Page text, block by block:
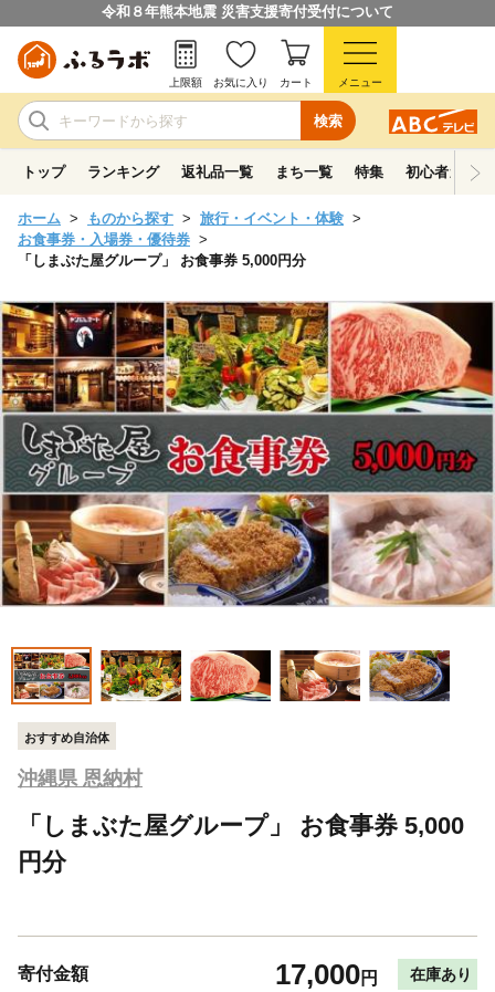
令和８年熊本地震 災害支援寄付受付について
検索
上限額 お気に入り カート メニュー
トップ ランキング 返礼品一覧 まち一覧 特集 初心者ガイド
ホーム ものから探す
旅行・イベント・体験
お食事券・入場券・優待券
「しまぶた屋グループ」 お食事券 5,000円分
おすすめ自治体
沖縄県 恩納村
「しまぶた屋グループ」 お食事券 5,000
円分
寄付金額 17,000円 在庫あり